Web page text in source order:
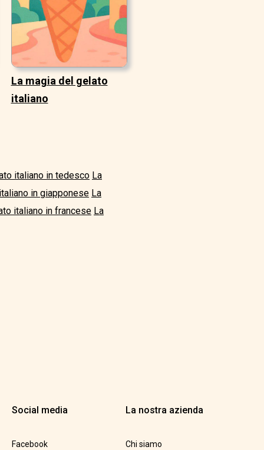
La magia del gelato
italiano
italiano in tedesco La
in giapponese La
italiano in francese La
Social media
Facebook
La nostra azienda
Chi siamo